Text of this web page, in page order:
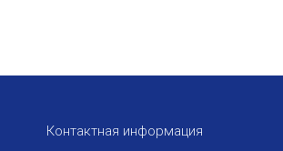
Контактная информация